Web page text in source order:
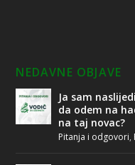
NEDAVNE OBJAVE
Ja sam
da odem na
na taj novac?
Pitanja i odgovori,